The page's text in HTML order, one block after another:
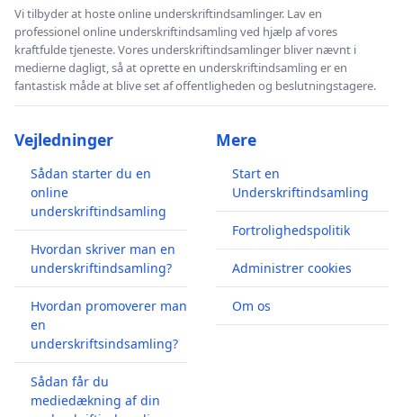
Vi tilbyder at hoste online underskriftindsamlinger. Lav en
professionel online underskriftindsamling ved hjælp af vores
kraftfulde tjeneste. Vores underskriftindsamlinger bliver nævnt i
medierne dagligt, så at oprette en underskriftindsamling er en
fantastisk måde at blive set af offentligheden og beslutningstagere.
Vejledninger
Sådan starter du en
online
underskriftindsamling
Hvordan skriver man en
underskriftindsamling?
Hvordan promoverer man
en
underskriftsindsamling?
Sådan får du
mediedækning af din
Mere
Start en
Underskriftindsamling
Fortrolighedspolitik
Administrer cookies
Om os